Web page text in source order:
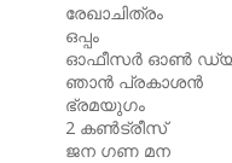
ഒപ്പം :
ഓഫീസർ ഓൺ
ഞാൻ
ഭ്രമയുഗം
2 കൺട്രീസ്
ജന ഗണ മന